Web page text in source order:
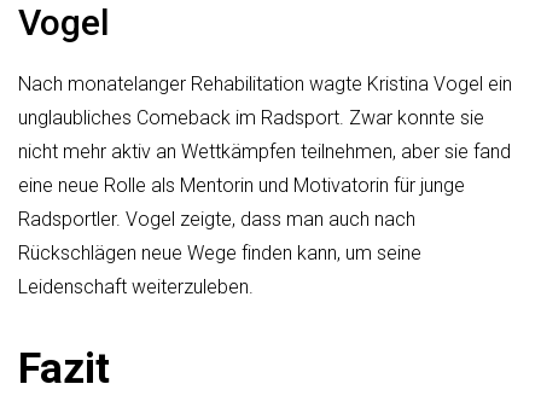
Vogel
Nach monatelanger Rehabilitation wagte Kristina Vogel ein
unglaubliches Comeback im Radsport. Zwar konnte sie
nicht mehr aktiv an Wettkämpfen teilnehmen, aber sie fand
eine neue Rolle als Mentorin und Motivatorin für junge
Radsportler. Vogel zeigte, dass man auch nach
Rückschlägen neue Wege finden kann, um seine
Leidenschaft weiterzuleben.
Fazit